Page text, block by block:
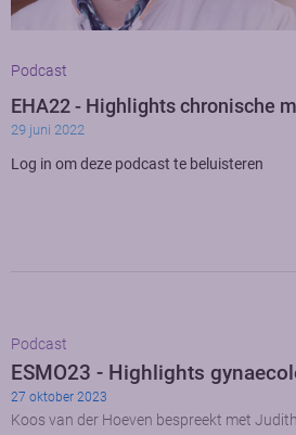
Podcast
EHA22 - Highlights chronische
29 juni 2022
Log in om deze podcast te beluisteren
Podcast
ESMO23 - Highlights
27 oktober 2023
Koos van der Hoeven bespreekt met